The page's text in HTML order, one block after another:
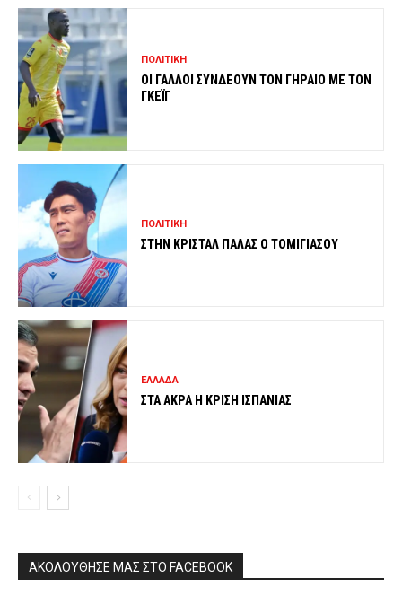
ΠΟΛΙΤΙΚΗ
ΟΙ ΓΑΛΛΟΙ ΣΥΝΔΕΟΥΝ ΤΟΝ ΓΗΡΑΙΟ ΜΕ ΤΟΝ
ΓΚΕΪΓ
ΠΟΛΙΤΙΚΗ
ΣΤΗΝ ΚΡΙΣΤΑΛ ΠΑΛΑΣ Ο ΤΟΜΙΓΙΑΣΟΥ
ΕΛΛΑΔΑ
ΣΤΑ ΑΚΡΑ Η ΚΡΙΣΗ ΙΣΠΑΝΙΑΣ
ΑΚΟΛΟΥΘΗΣΕ ΜΑΣ ΣΤΟ FACEBOOK